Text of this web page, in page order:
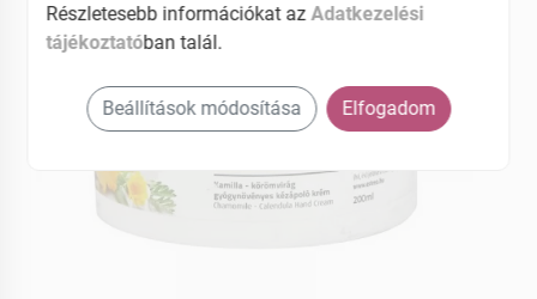
Részletesebb információkat az Adatkezelési
tájékoztatóban talál.
Beállítások módosítása Elfogadom